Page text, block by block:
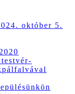
október 5.